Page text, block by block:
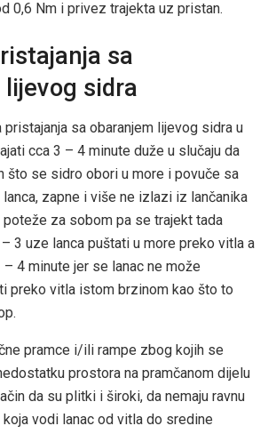
0,6 Nm i privez trajekta uz pristan.
sa
sidra
pristajanja sa obaranjem lijevog sidra u
cca 3 – 4 minute duže u slučaju da
što se sidro obori u more i povuče sa
zapne i više ne izlazi iz lančanika
poteže za sobom pa se trajekt tada
3 uze lanca puštati u more preko vitla a
4 minute jer se lanac ne može
preko vitla istom brzinom kao što to
pramce i/ili rampe zbog kojih se
prostora na pramčanom dijelu
da su plitki i široki, da nemaju ravnu
vodi lanac od vitla do sredine